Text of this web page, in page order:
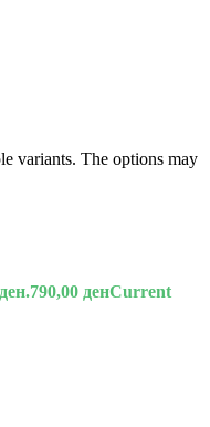
variants. The options may
790,00 денCurrent